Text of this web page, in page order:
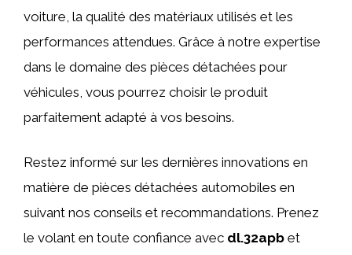
voiture, la qualité des matériaux utilisés et les
performances attendues. Grâce à notre expertise
dans le domaine des pièces détachées pour
véhicules, vous pourrez choisir le produit
parfaitement adapté à vos besoins.
Restez informé sur les dernières innovations en
matière de pièces détachées automobiles en
suivant nos conseils et recommandations. Prenez
le volant en toute confiance avec dl.32apb et